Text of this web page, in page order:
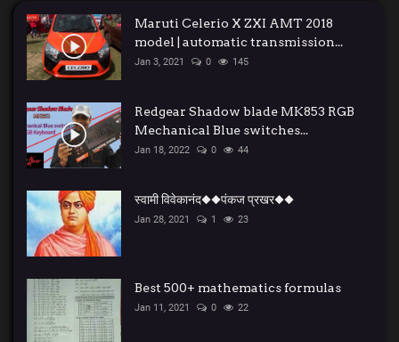
Entertainment
राशिफ़ल
Food
Spiritual
kids
Deals
Maruti Celerio X ZXI AMT 2018
model | automatic transmission...
Jan 3, 2021 0 145
Redgear Shadow blade MK853 RGB
Mechanical Blue switches...
Jan 18, 2022 0 44
स्वामी विवेकानंद◆◆पंकज प्रखर◆◆
Jan 28, 2021 1 23
Best 500+ mathematics formulas
Jan 11, 2021 0 22